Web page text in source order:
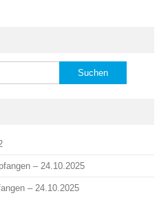
– 24.10.2025
– 24.10.2025